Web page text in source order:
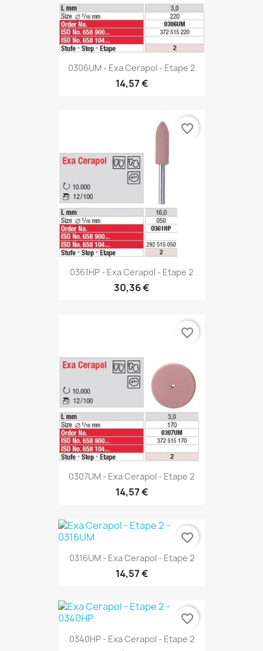
0306UM - Exa Cerapol - Etape 2
14,57 €
0361HP - Exa Cerapol - Etape 2
30,36 €
favorite_border
0307UM - Exa Cerapol - Etape 2
14,57 €
favorite_border
0316UM - Exa Cerapol - Etape 2
14,57 €
favorite_border
0340HP - Exa Cerapol - Etape 2
favorite_border